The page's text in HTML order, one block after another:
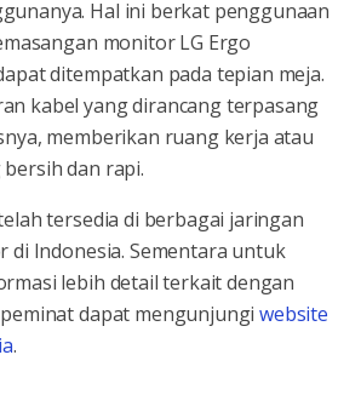
Hal ini berkat penggunaan
monitor LG Ergo
ditempatkan pada tepian meja.
kabel yang dirancang terpasang
memberikan ruang kerja atau
dan rapi.
tersedia di berbagai jaringan
di Indonesia. Sementara untuk
lebih detail terkait dengan
dapat mengunjungiwebsite
.